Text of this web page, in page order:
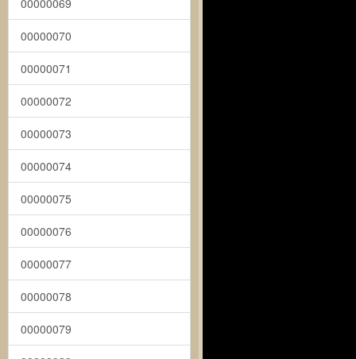
00000069
00000070
00000071
00000072
00000073
00000074
00000075
00000076
00000077
00000078
00000079